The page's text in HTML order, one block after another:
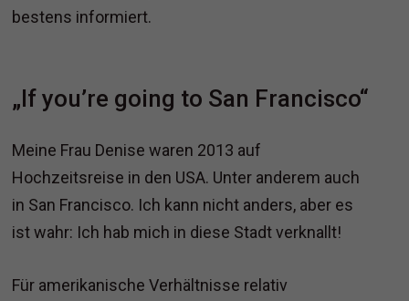
bestens informiert.
„If you’re going to San Francisco“
Meine Frau Denise waren 2013 auf
Hochzeitsreise in den USA. Unter anderem auch
in San Francisco. Ich kann nicht anders, aber es
ist wahr: Ich hab mich in diese Stadt verknallt!
Für amerikanische Verhältnisse relativ